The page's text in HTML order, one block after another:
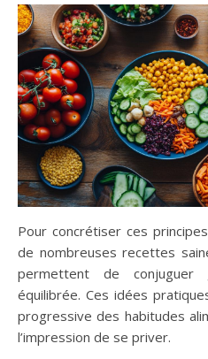
Pour concrétiser ces
de nombreuses recettes
permettent de conjuguer
équilibrée. Ces idées
progressive des habitudes
l’impression de se priver.